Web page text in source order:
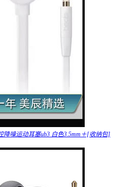
噪运动耳塞ub3 白色3.5mm＋[收纳包]